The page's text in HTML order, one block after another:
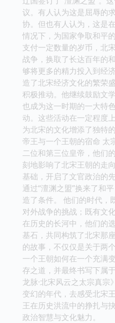
议。有人认为这是屈辱的
协。但也有人认为，这是
情况下，为国家争取和平
支付一定数量的岁币，北
战争，换取了长达百年的
够将更多的精力投入到经
造了北宋经济文化的繁荣
积极推动。他继续鼓励文
也成为这一时期的一大特
动。这些活动在一定程度
为北宋的文化增添了独特
帝王与一个王朝的宿命 太
二位和第三位皇帝，他们
刻地影响了北宋王朝的走
基础，开启了文官政治的
通过“澶渊之盟”换来了和
造了条件。 他们的时代，
对外战争的挑战；既有文
在历史的长河中，他们的
基石，共同构筑了北宋那
的故事，不仅仅是关于两
一个王朝如何在一个充满
存之道，并最终书写下属
龙脉·北宋风云之太宗真
变幻的年代，去感受北宋
王在历史洪流中的挣扎与
政治智慧与文化魅力。